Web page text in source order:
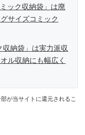
ック収納袋」は廃
サイズコミック
納袋」は実力派収
ル収納にも幅広く
が当サイトに還元されるこ